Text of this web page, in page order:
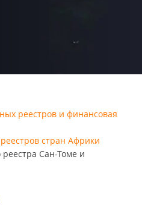
реестров и финансовая
стран Африки
реестра Сан-Томе и